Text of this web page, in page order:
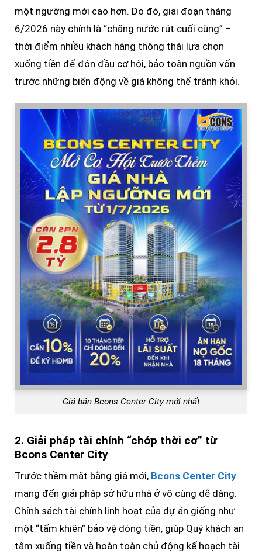
một ngưỡng mới cao hơn. Do đó, giai đoạn tháng
6/2026 này chính là “chặng nước rút cuối cùng” –
thời điểm nhiều khách hàng thông thái lựa chọn
xuống tiền để đón đầu cơ hội, bảo toàn nguồn vốn
trước những biến động về giá không thể tránh khỏi.
Giá bán Bcons Center City mới nhất
2. Giải pháp tài chính “chớp thời cơ” từ
Bcons Center City
Trước thềm mặt bằng giá mới, Bcons Center City
mang đến giải pháp sở hữu nhà ở vô cùng dễ dàng.
Chính sách tài chính linh hoạt của dự án giống như
một “tấm khiên” bảo vệ dòng tiền, giúp Quý khách an
tâm xuống tiền và hoàn toàn chủ động kế hoạch tài